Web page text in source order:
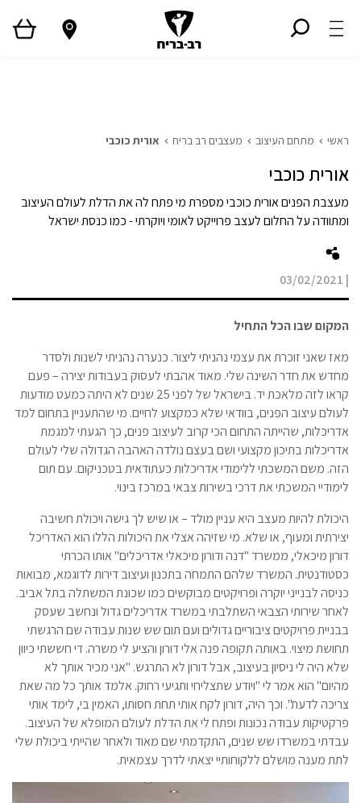
ראשי מתחם העיצוב מעצבים רב בריח אורית כוכבי
אורית כוכבי
מעצבת הפנים אורית כוכבי מספרת מי פתח לה את הדלת לעולם העיצוב
ומתוודה על החלום לעצב פרוייקט לאומי ויוקרתי - כמו כנסת ישראל
|
03/02/2021
המקום שבו הכל התחיל
מאז שאני זוכרת את עצמי נהניתי ליצור. כנערה נהניתי לשנות ולסדר
מחדש את חדר השינה שלי. מאוד אהבתי לעסוק בעבודות יצירה – פעם
קראו לזה מלאכת יד. בישראל של לפני 25 שנים לא היתה כמעט מודעות
לעולם עיצוב הפנים, בוודאי שלא כמקצוע לחיים. מי שהתעניין בתחום למד
אדריכלות, שהייתה התחום הכי קרוב לעיצוב פנים, כך הגעתי למגמת
אדריכלות בתיכון מקצועי ושם בעצם נולדה האהבה הגדולה שלי לעולם
הזה. משם המשכתי ללימודי אדריכלות כעתודאית בטכניקום. עם תום
לימודיי המשכתי את דרכי בשירות צבאי במרכז בינוי.
היכולת להיות מעצב היא עניין מולד – או שיש לך גישה ויכולת חשיבה
יצירתית ומעוף, או שלא. מי שזיהה אצלי את היכולות הללו הוא האדריכל
דורון מיכאלי, ממשרד "דנה ודורון מיכאלי אדריכלים" אותו הכרתי
כסטודנטית. המשרד שלהם התמחה בתכנון ועיצוב דירות לדוגמא, מבואות
כניסה לבנייני יוקרה ופרויקטים מבוקשים כמו שכונת המשתלה בתל אביב.
לאחר שירותי הצבאי השתלבתי במשרד אדריכלים גדול ונחשב שעסק
בבניית פרויקטים ציבוריים גדולים ועם תום שש שנות עבודה שם הרגשתי
תחושת מיצוי. באותה תקופה פנה אלי דורון והציע לי משרה. די חששתי כיוון
שלא היה לי ניסיון בעיצוב, אבל דורון לא התרגש. "אני מכיר אותך לא
מהיום" הוא אמר לי "ויודע שתצליחי ותגיעי רחוק. אלמד אותך כל מה שאת
צריכה לדעת". וכך היה, דורון לקח אותי תחת חסותו, האמין בי, לימד אותי
פרקטיקות עבודה נכונות ופתח לי את הדלת לעולם המופלא של העיצוב.
עבדתי במשרדו שש שנים, התקדמתי שם מאוד ולאחר שהייתי ביכולת שלי
לתת מענה מושלם ללקוחותיי יצאתי לדרך עצמאית.